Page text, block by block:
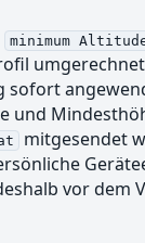
minimum
sofort
und
mitgesendet
vor dem